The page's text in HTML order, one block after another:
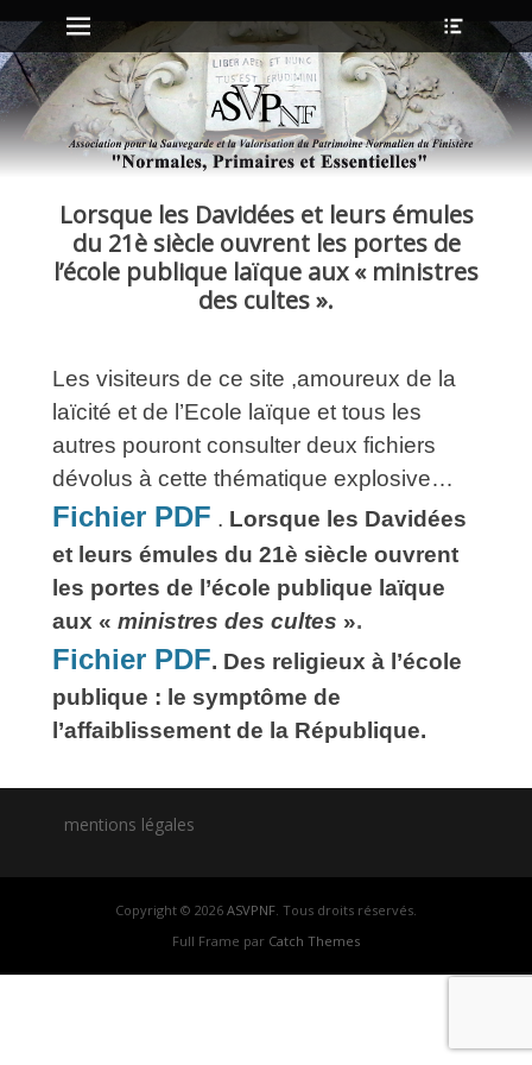
Menu principal
Aller
au
contenu
l’en-
tête
Lorsque les Davidées et leurs émules
du 21è siècle ouvrent les portes de
l’école publique laïque aux « ministres
des cultes ».
Les visiteurs de ce site ,amoureux de la
laïcité et de l’Ecole laïque et tous les
autres pouront consulter deux fichiers
dévolus à cette thématique explosive…
Fichier PDF . Lorsque les Davidées
et leurs émules du 21è siècle ouvrent
les portes de l’école publique laïque
aux « ministres des cultes ».
Fichier PDF. Des religieux à l’école
publique : le symptôme de
l’affaiblissement de la République.
mentions légales
Copyright © 2026 ASVPNF. Tous droits réservés.
Full Frame par Catch Themes